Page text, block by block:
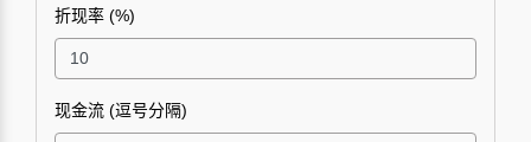
折现率 (%)
现金流 (逗号分隔)